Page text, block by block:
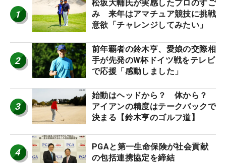
1
松坂大輔氏が実感したプロのすご
み 来年はアマチュア競技に挑戦
意欲「チャレンジしてみたい」
2
前年覇者の鈴木亨、愛娘の交際相
手が先発のW杯ドイツ戦をテレビ
で応援「感動しました」
3
始動はヘッドから？ 体から？
アイアンの精度はテークバックで
決まる【鈴木亨のゴルフ道】
4
PGAと第一生命保険が社会貢献
の包括連携協定を締結